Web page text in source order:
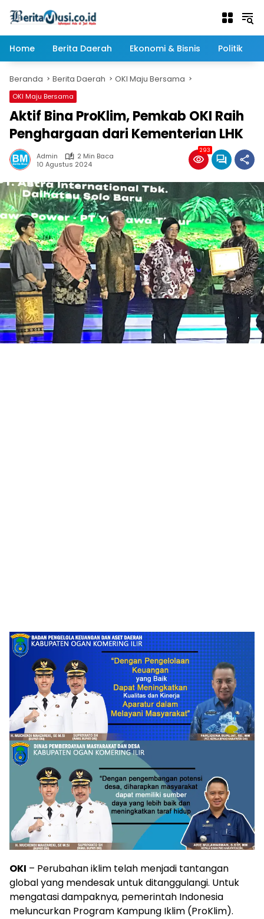
Home
Berita Daerah Ekonomi & Bisnis Politik
Beranda Berita Daerah OKI Maju Bersama
OKI Maju Bersama
Aktif Bina ProKlim, Pemkab OKI Raih
Penghargaan dari Kementerian LHK
Admin
2 Min Baca
10 Agustus 2024
293
OKI – Perubahan iklim telah menjadi tantangan
global yang mendesak untuk ditanggulangi. Untuk
mengatasi dampaknya, pemerintah Indonesia
meluncurkan Program Kampung Iklim (ProKlim).